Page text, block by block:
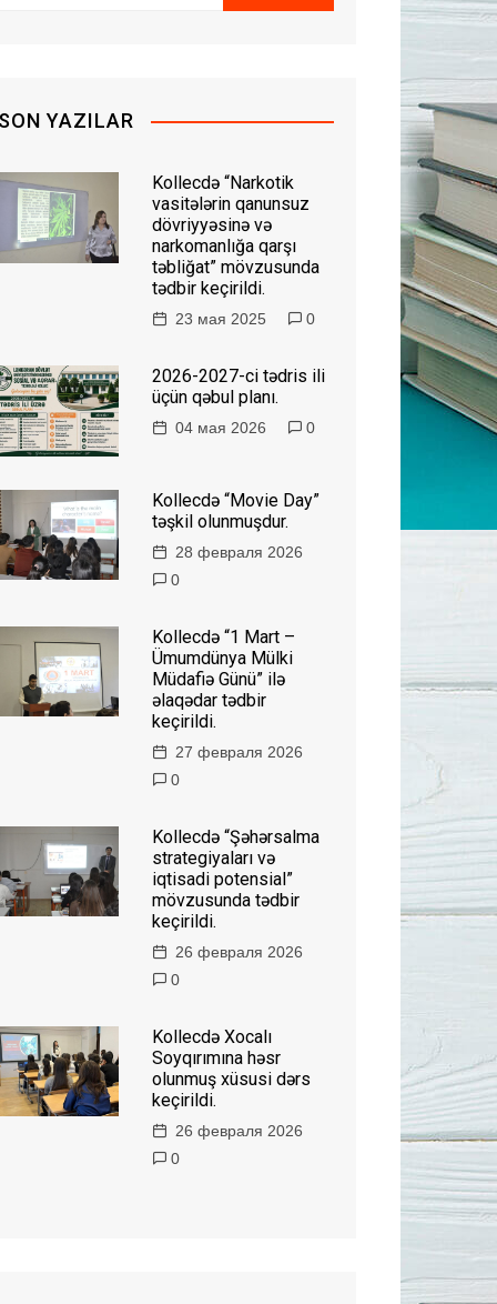
SON YAZILAR
Kollecdə “Narkotik
vasitələrin qanunsuz
dövriyyəsinə və
narkomanlığa qarşı
təbliğat” mövzusunda
tədbir keçirildi.
23 мая 2025 0
2026-2027-ci tədris ili
üçün qəbul planı.
04 мая 2026 0
Kollecdə “Movie Day”
təşkil olunmuşdur.
28 февраля 2026
0
Kollecdə “1 Mart –
Ümumdünya Mülki
Müdafiə Günü” ilə
əlaqədar tədbir
keçirildi.
27 февраля 2026
0
Kollecdə “Şəhərsalma
strategiyaları və
iqtisadi potensial”
mövzusunda tədbir
keçirildi.
26 февраля 2026
0
Kollecdə Xocalı
Soyqırımına həsr
olunmuş xüsusi dərs
keçirildi.
26 февраля 2026
0